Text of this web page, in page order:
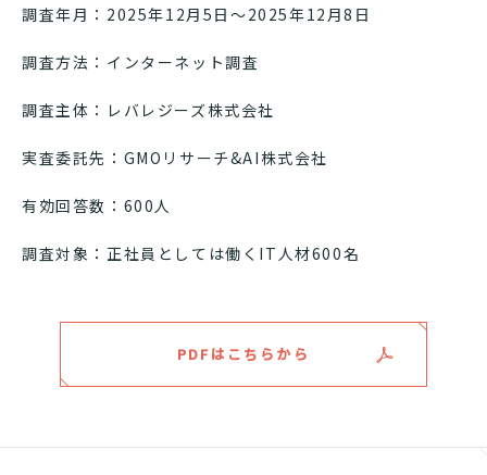
調査年月：2025年12月5日～2025年12月8日
調査方法：インターネット調査
調査主体：レバレジーズ株式会社
実査委託先：GMOリサーチ&AI株式会社
有効回答数：600人
調査対象：正社員としては働くIT人材600名
PDFはこちらから